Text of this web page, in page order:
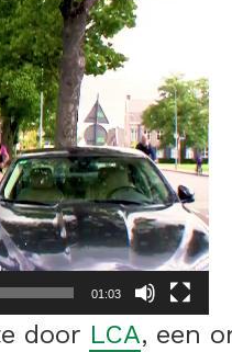
01:03
door LCA, een